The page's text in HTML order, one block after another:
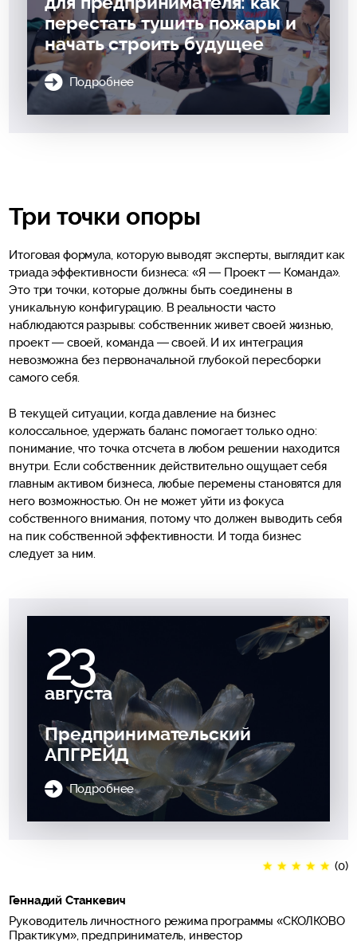
перестать тушить пожары и
начать строить будущее
Подробнее
Три точки опоры
Итоговая формула, которую выводят эксперты, выглядит как
триада эффективности бизнеса: «Я — Проект — Команда».
Это три точки, которые должны быть соединены в
уникальную конфигурацию. В реальности часто
наблюдаются разрывы: собственник живет своей жизнью,
проект — своей, команда — своей. И их интеграция
невозможна без первоначальной глубокой пересборки
самого себя.
В текущей ситуации, когда давление на бизнес
колоссальное, удержать баланс помогает только одно:
понимание, что точка отсчета в любом решении находится
внутри. Если собственник действительно ощущает себя
главным активом бизнеса, любые перемены становятся для
него возможностью. Он не может уйти из фокуса
собственного внимания, потому что должен выводить себя
на пик собственной эффективности. И тогда бизнес
следует за ним.
23
августа
Предпринимательский
АПГРЕЙД
Подробнее
★ ★ ★ ★ ★ (0)
Геннадий Станкевич
Руководитель личностного режима программы «СКОЛКОВО
Практикум», предприниматель, инвестор